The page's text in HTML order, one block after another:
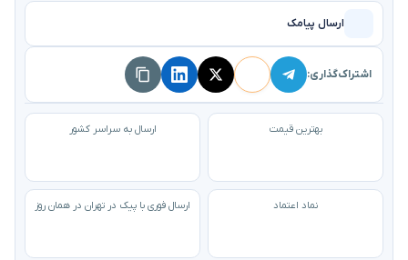
ارسال پیامک
اشتراک‌گذاری:
بهترین قیمت ارسال به سراسر کشور
نماد اعتماد ارسال فوری با پیک در تهران در همان روز